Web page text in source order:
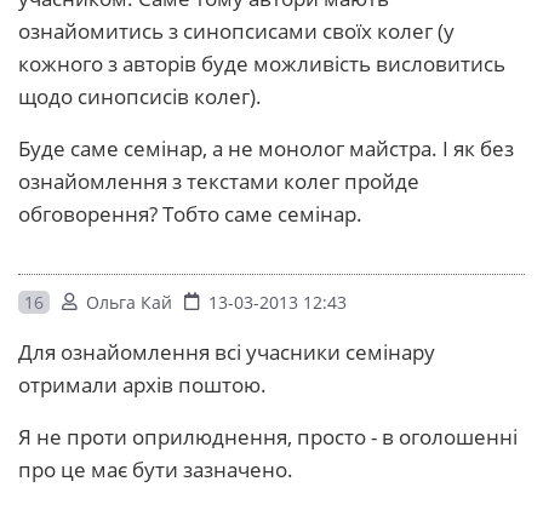
ознайомитись з синопсисами своїх колег (у
кожного з авторів буде можливість висловитись
щодо синопсисів колег).
Буде саме семінар, а не монолог майстра. І як без
ознайомлення з текстами колег пройде
обговорення? Тобто саме семінар.
16 Ольга Кай 13-03-2013 12:43
Для ознайомлення всі учасники семінару
отримали архів поштою.
Я не проти оприлюднення, просто - в оголошенні
про це має бути зазначено.